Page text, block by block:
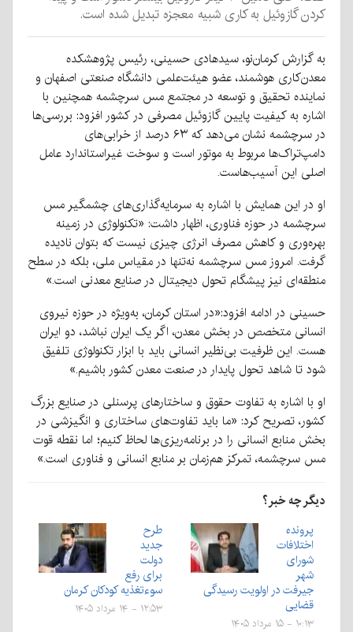
کردن گازوئیل به کاری شبیه معجزه تبدیل شده است.
به گزارش کرمان‌نو، سیدهادی حسینی، رئیس پژوهشکده
معدن‌کاری هوشمند، عضو هیئت‌علمی دانشگاه صنعتی اصفهان و
نماینده تحقیق و توسعه در مجتمع مس سرچشمه همچنین با
اشاره به کیفیت پایین گازوئیل مصرفی در کشور افزود: بررسی‌ها
در سرچشمه نشان می‌دهد که ۶۳ درصد از خرابی‌های
دامپ‌تراک‌ها مربوط به موتور است و سوخت غیراستاندارد عامل
اصلی این آسیب‌هاست.
او در این همایش با اشاره به سرمایه‌گذاری‌های چشمگیر مس
سرچشمه در حوزه فناوری، اظهار داشت: «تکنولوژی در زمینه
بهره‌وری و کاهش مصرف انرژی چیزی نیست که بتوان نادیده
گرفت. امروز مس سرچشمه نه‌تنها در مقیاس ملی، بلکه در سطح
منطقه‌ای نیز پیشگام تحول دیجیتال در صنایع معدنی است.»
حسینی در ادامه افزود:«در استان کرمان، به‌ویژه در حوزه نیروی
انسانی متخصص در بخش معدن، اگر یک ایران نباشد، دو ایران
هست. این ظرفیت بی‌نظیر انسانی باید با ابزار تکنولوژی تلفیق
شود تا شاهد تحول پایدار در صنعت معدن کشور باشیم.»
او با اشاره به تفاوت حقوق و ساختارهای پرسنلی در صنایع بزرگ
کشور، تصریح کرد: «ما باید تفاوت‌های ساختاری و انگیزشی در
بخش منابع انسانی را در برنامه‌ریزی‌ها لحاظ کنیم؛ اما نقطه قوت
مس سرچشمه، تمرکز هم‌زمان بر منابع انسانی و فناوری است.»
دیگر چه خبر؟
پرونده
اختلافات
شورای
شهر
جیرفت در اولویت رسیدگی
قضایی
۱۰:۱۳ - ۱۵ مرداد ۱۴۰۵
طرح
جدید
دولت
برای رفع
سوءتغذیه کودکان کرمان
۱۲:۵۳ - ۱۴ مرداد ۱۴۰۵